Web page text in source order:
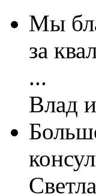
Мы
за
...
Влад